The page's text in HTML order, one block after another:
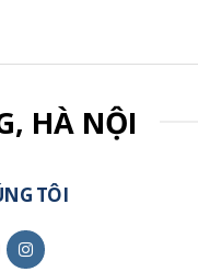
HÀ NỘI
TÔI